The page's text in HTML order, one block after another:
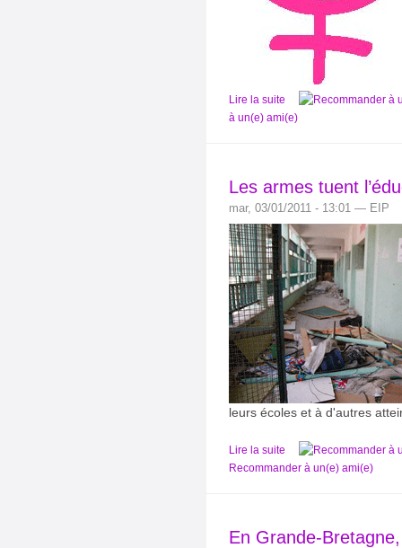
Lire la suite
à un(e) ami(e)
Les armes tuent
mar, 03/01/2011 - 13:01 — EIP
leurs écoles et à d'autres
Lire la suite
Recommander à un(e) ami(e)
En Grande-